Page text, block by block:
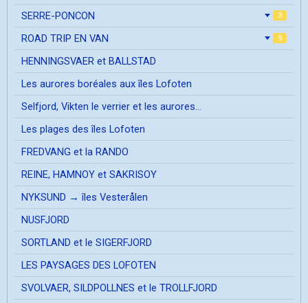
SERRE-PONCON 3
ROAD TRIP EN VAN 9
HENNINGSVAER et BALLSTAD
Les aurores boréales aux îles Lofoten
Selfjord, Vikten le verrier et les aurores...
Les plages des îles Lofoten
FREDVANG et la RANDO
REINE, HAMNOY et SAKRISOY
NYKSUND → îles Vesterålen
NUSFJORD
SORTLAND et le SIGERFJORD
LES PAYSAGES DES LOFOTEN
SVOLVAER, SILDPOLLNES et le TROLLFJORD